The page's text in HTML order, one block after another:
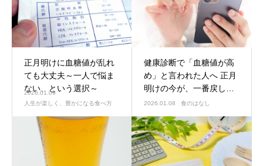
正月明けに血糖値が乱れ
ても大丈夫～一人で悩ま
ない、という選択～
2026.01.09
人生が楽しく、豊かになる食べ方
健康診断で「血糖値が高
め」と言われた人へ 正月
明けの今が、一番戻しや
すい理由
2026.01.08 食のはなし